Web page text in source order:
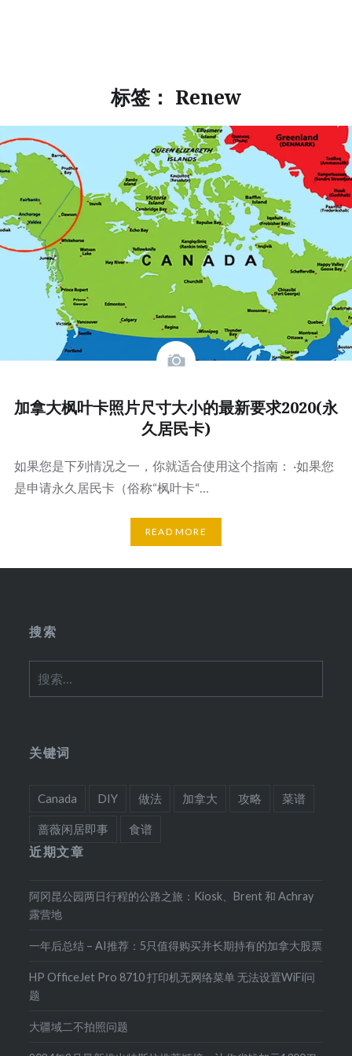
标签： Renew
加拿大枫叶卡照片尺寸大小的最新要求2020(永
久居民卡)
如果您是下列情况之一，你就适合使用这个指南： ·如果您
是申请永久居民卡（俗称“枫叶卡“…
READ MORE
搜索
索：
关键词
Canada DIY 做法 加拿大 攻略 菜谱
蔷薇闲居即事 食谱
近期文章
阿冈昆公园两日行程的公路之旅：Kiosk、Brent 和 Achray
露营地
一年后总结 – AI推荐：5只值得购买并长期持有的加拿大股票
HP OfficeJet Pro 8710 打印机无网络菜单 无法设置WiFi问
题
大疆域二不拍照问题